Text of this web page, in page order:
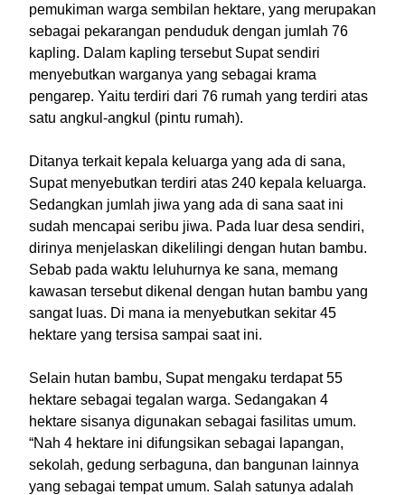
pemukiman warga sembilan hektare, yang merupakan
sebagai pekarangan penduduk dengan jumlah 76
kapling. Dalam kapling tersebut Supat sendiri
menyebutkan warganya yang sebagai krama
pengarep. Yaitu terdiri dari 76 rumah yang terdiri atas
satu angkul-angkul (pintu rumah).
Ditanya terkait kepala keluarga yang ada di sana,
Supat menyebutkan terdiri atas 240 kepala keluarga.
Sedangkan jumlah jiwa yang ada di sana saat ini
sudah mencapai seribu jiwa. Pada luar desa sendiri,
dirinya menjelaskan dikelilingi dengan hutan bambu.
Sebab pada waktu leluhurnya ke sana, memang
kawasan tersebut dikenal dengan hutan bambu yang
sangat luas. Di mana ia menyebutkan sekitar 45
hektare yang tersisa sampai saat ini.
Selain hutan bambu, Supat mengaku terdapat 55
hektare sebagai tegalan warga. Sedangakan 4
hektare sisanya digunakan sebagai fasilitas umum.
“Nah 4 hektare ini difungsikan sebagai lapangan,
sekolah, gedung serbaguna, dan bangunan lainnya
yang sebagai tempat umum. Salah satunya adalah